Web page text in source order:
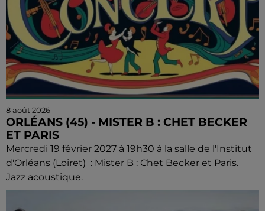
8 août 2026
ORLÉANS (45) - MISTER B : CHET BECKER
ET PARIS
Mercredi 19 février 2027 à 19h30 à la salle de l'Institut
d'Orléans (Loiret) : Mister B : Chet Becker et Paris.
Jazz acoustique.